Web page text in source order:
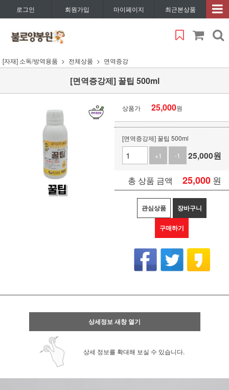
로그인 회원가입 마이페이지 최근본상품
[자재] 소독/방역용품 전체상품 면역증강
[면역증강제] 꿀팁 500ml
상품가 25,000원
[면역증강제] 꿀팁 500ml
+1
-1 25,000원
총 상품 금액 25,000 원
관심상품 장바구니
구매하기
상세정보 새창 열기
상세 정보를 확대해 보실 수 있습니다.